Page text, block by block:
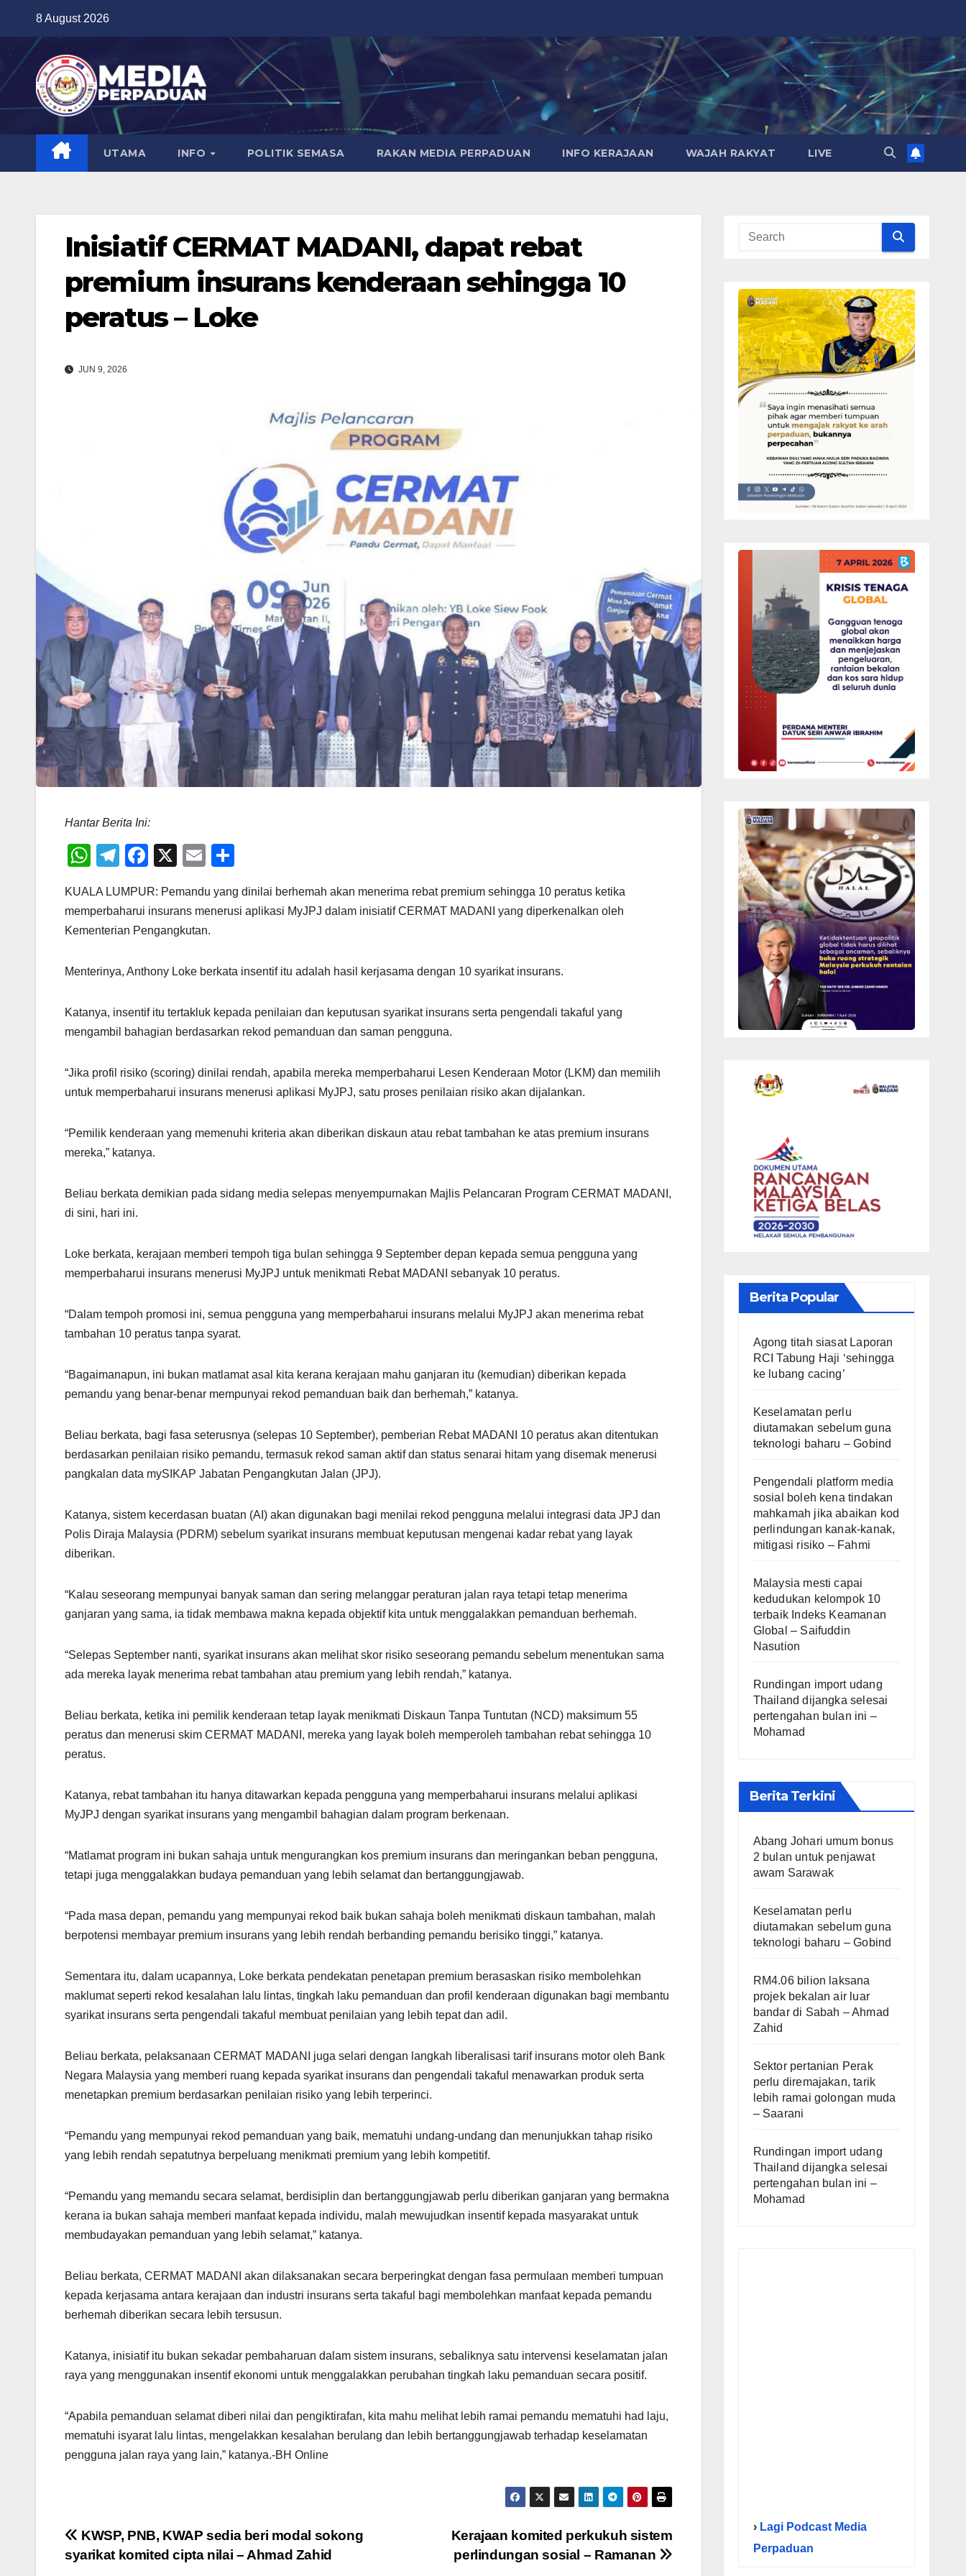
content
8 August 2026
UTAMA INFO POLITIK SEMASA RAKAN MEDIA PERPADUAN INFO KERAJAAN WAJAH RAKYAT LIVE
Inisiatif CERMAT MADANI, dapat rebat
premium insurans kenderaan sehingga 10
peratus – Loke
JUN 9, 2026
Hantar Berita Ini:
W
at
s
p
T
e
gr
m
F
c
e
o
k
X
E
ail ar
KUALA LUMPUR: Pemandu yang dinilai berhemah akan menerima rebat premium sehingga 10 peratus ketika
memperbaharui insurans menerusi aplikasi MyJPJ dalam inisiatif CERMAT MADANI yang diperkenalkan oleh
Kementerian Pengangkutan.
Menterinya, Anthony Loke berkata insentif itu adalah hasil kerjasama dengan 10 syarikat insurans.
Katanya, insentif itu tertakluk kepada penilaian dan keputusan syarikat insurans serta pengendali takaful yang
mengambil bahagian berdasarkan rekod pemanduan dan saman pengguna.
“Jika profil risiko (scoring) dinilai rendah, apabila mereka memperbaharui Lesen Kenderaan Motor (LKM) dan memilih
untuk memperbaharui insurans menerusi aplikasi MyJPJ, satu proses penilaian risiko akan dijalankan.
“Pemilik kenderaan yang memenuhi kriteria akan diberikan diskaun atau rebat tambahan ke atas premium insurans
mereka,” katanya.
Beliau berkata demikian pada sidang media selepas menyempurnakan Majlis Pelancaran Program CERMAT MADANI,
di sini, hari ini.
Loke berkata, kerajaan memberi tempoh tiga bulan sehingga 9 September depan kepada semua pengguna yang
memperbaharui insurans menerusi MyJPJ untuk menikmati Rebat MADANI sebanyak 10 peratus.
“Dalam tempoh promosi ini, semua pengguna yang memperbaharui insurans melalui MyJPJ akan menerima rebat
tambahan 10 peratus tanpa syarat.
“Bagaimanapun, ini bukan matlamat asal kita kerana kerajaan mahu ganjaran itu (kemudian) diberikan kepada
pemandu yang benar-benar mempunyai rekod pemanduan baik dan berhemah,” katanya.
Beliau berkata, bagi fasa seterusnya (selepas 10 September), pemberian Rebat MADANI 10 peratus akan ditentukan
berdasarkan penilaian risiko pemandu, termasuk rekod saman aktif dan status senarai hitam yang disemak menerusi
pangkalan data mySIKAP Jabatan Pengangkutan Jalan (JPJ).
Katanya, sistem kecerdasan buatan (AI) akan digunakan bagi menilai rekod pengguna melalui integrasi data JPJ dan
Polis Diraja Malaysia (PDRM) sebelum syarikat insurans membuat keputusan mengenai kadar rebat yang layak
diberikan.
“Kalau seseorang mempunyai banyak saman dan sering melanggar peraturan jalan raya tetapi tetap menerima
ganjaran yang sama, ia tidak membawa makna kepada objektif kita untuk menggalakkan pemanduan berhemah.
“Selepas September nanti, syarikat insurans akan melihat skor risiko seseorang pemandu sebelum menentukan sama
ada mereka layak menerima rebat tambahan atau premium yang lebih rendah,” katanya.
Beliau berkata, ketika ini pemilik kenderaan tetap layak menikmati Diskaun Tanpa Tuntutan (NCD) maksimum 55
peratus dan menerusi skim CERMAT MADANI, mereka yang layak boleh memperoleh tambahan rebat sehingga 10
peratus.
Katanya, rebat tambahan itu hanya ditawarkan kepada pengguna yang memperbaharui insurans melalui aplikasi
MyJPJ dengan syarikat insurans yang mengambil bahagian dalam program berkenaan.
“Matlamat program ini bukan sahaja untuk mengurangkan kos premium insurans dan meringankan beban pengguna,
tetapi juga menggalakkan budaya pemanduan yang lebih selamat dan bertanggungjawab.
“Pada masa depan, pemandu yang mempunyai rekod baik bukan sahaja boleh menikmati diskaun tambahan, malah
berpotensi membayar premium insurans yang lebih rendah berbanding pemandu berisiko tinggi,” katanya.
Sementara itu, dalam ucapannya, Loke berkata pendekatan penetapan premium berasaskan risiko membolehkan
maklumat seperti rekod kesalahan lalu lintas, tingkah laku pemanduan dan profil kenderaan digunakan bagi membantu
syarikat insurans serta pengendali takaful membuat penilaian yang lebih tepat dan adil.
Beliau berkata, pelaksanaan CERMAT MADANI juga selari dengan langkah liberalisasi tarif insurans motor oleh Bank
Negara Malaysia yang memberi ruang kepada syarikat insurans dan pengendali takaful menawarkan produk serta
menetapkan premium berdasarkan penilaian risiko yang lebih terperinci.
“Pemandu yang mempunyai rekod pemanduan yang baik, mematuhi undang-undang dan menunjukkan tahap risiko
yang lebih rendah sepatutnya berpeluang menikmati premium yang lebih kompetitif.
“Pemandu yang memandu secara selamat, berdisiplin dan bertanggungjawab perlu diberikan ganjaran yang bermakna
kerana ia bukan sahaja memberi manfaat kepada individu, malah mewujudkan insentif kepada masyarakat untuk
membudayakan pemanduan yang lebih selamat,” katanya.
Beliau berkata, CERMAT MADANI akan dilaksanakan secara berperingkat dengan fasa permulaan memberi tumpuan
kepada kerjasama antara kerajaan dan industri insurans serta takaful bagi membolehkan manfaat kepada pemandu
berhemah diberikan secara lebih tersusun.
Katanya, inisiatif itu bukan sekadar pembaharuan dalam sistem insurans, sebaliknya satu intervensi keselamatan jalan
raya yang menggunakan insentif ekonomi untuk menggalakkan perubahan tingkah laku pemanduan secara positif.
“Apabila pemanduan selamat diberi nilai dan pengiktirafan, kita mahu melihat lebih ramai pemandu mematuhi had laju,
mematuhi isyarat lalu lintas, mengelakkan kesalahan berulang dan lebih bertanggungjawab terhadap keselamatan
pengguna jalan raya yang lain,” katanya.-BH Online
Post
navigation
Kerajaan komited perkukuh sistem
perlindungan sosial – Ramanan
KWSP, PNB, KWAP sedia beri modal sokong
syarikat komited cipta nilai – Ahmad Zahid
Berita Popular
Agong titah siasat Laporan
RCI Tabung Haji ‘sehingga
ke lubang cacing’
Keselamatan perlu
diutamakan sebelum guna
teknologi baharu – Gobind
Pengendali platform media
sosial boleh kena tindakan
mahkamah jika abaikan kod
perlindungan kanak-kanak,
mitigasi risiko – Fahmi
Malaysia mesti capai
kedudukan kelompok 10
terbaik Indeks Keamanan
Global – Saifuddin
Nasution
Rundingan import udang
Thailand dijangka selesai
pertengahan bulan ini –
Mohamad
Berita Terkini
Abang Johari umum bonus
2 bulan untuk penjawat
awam Sarawak
Keselamatan perlu
diutamakan sebelum guna
teknologi baharu – Gobind
RM4.06 bilion laksana
projek bekalan air luar
bandar di Sabah – Ahmad
Zahid
Sektor pertanian Perak
perlu diremajakan, tarik
lebih ramai golongan muda
– Saarani
Rundingan import udang
Thailand dijangka selesai
pertengahan bulan ini –
Mohamad
›Lagi Podcast Media
Perpaduan